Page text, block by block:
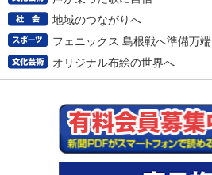
地域のつながりへ
フェニックス 島根戦へ準備万端
オリジナル布絵の世界へ